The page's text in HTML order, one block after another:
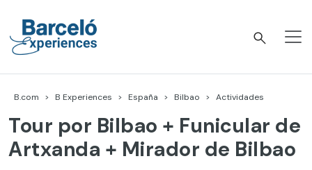
content
B.com B Experiences España Bilbao Actividades
Tour por Bilbao + Funicular de
Artxanda + Mirador de Bilbao